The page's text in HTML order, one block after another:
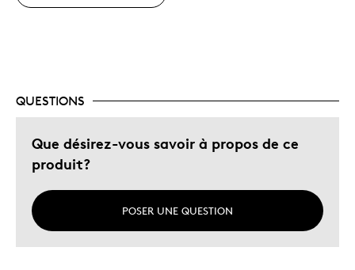
qualité
QUESTIONS
Que désirez-vous savoir à propos de ce
produit?
POSER UNE QUESTION